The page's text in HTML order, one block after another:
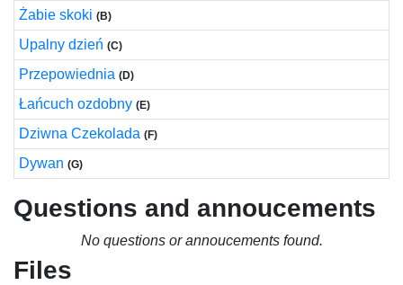
Żabie skoki (B)
Upalny dzień (C)
Przepowiednia (D)
Łańcuch ozdobny (E)
Dziwna Czekolada (F)
Dywan (G)
Questions and annoucements
No questions or annoucements found.
Files